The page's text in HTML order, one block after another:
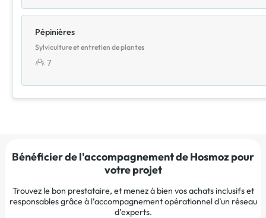
Pépinières
Sylviculture et entretien de plantes
7
Bénéficier de l'accompagnement de Hosmoz pour
votre projet
Trouvez le bon prestataire, et menez à bien vos achats inclusifs et
responsables grâce à l’accompagnement opérationnel d’un réseau
d’experts.